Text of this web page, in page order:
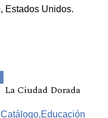
Estados Unidos.
La Ciudad Dorada
Catálogo,Educación